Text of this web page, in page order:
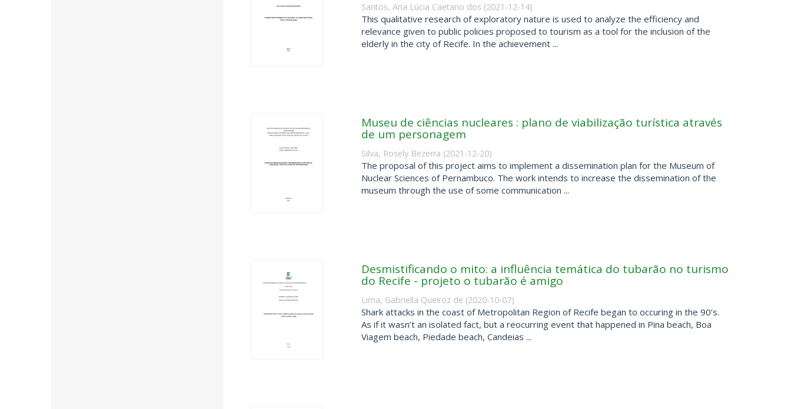
Santos, Ana Lúcia Caetano dos (2021-12-14)
This qualitative research of exploratory nature is used to analyze the efficiency and
relevance given to public policies proposed to tourism as a tool for the inclusion of the
elderly in the city of Recife. In the achievement ...
Museu de ciências nucleares : plano de viabilização turística através
de um personagem
Silva, Rosely Bezerra (2021-12-20)
The proposal of this project aims to implement a dissemination plan for the Museum of
Nuclear Sciences of Pernambuco. The work intends to increase the dissemination of the
museum through the use of some communication ...
Desmistificando o mito: a influência temática do tubarão no turismo
do Recife - projeto o tubarão é amigo
Lima, Gabriella Queiroz de (2020-10-07)
Shark attacks in the coast of Metropolitan Region of Recife began to occuring in the 90’s.
As if it wasn’t an isolated fact, but a reocurring event that happened in Pina beach, Boa
Viagem beach, Piedade beach, Candeias ...